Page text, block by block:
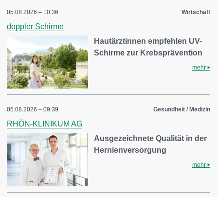
05.08.2026 – 10:36 Wirtschaft
doppler Schirme
Hautärztinnen empfehlen UV-
Schirme zur Krebsprävention
mehr
05.08.2026 – 09:39 Gesundheit / Medizin
RHÖN-KLINIKUM AG
Ausgezeichnete Qualität in der
Hernienversorgung
mehr